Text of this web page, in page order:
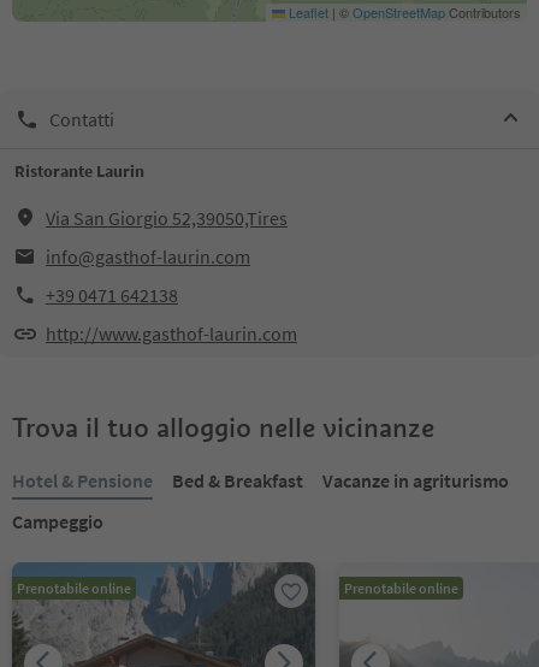
Leaflet | ©OpenStreetMapContributors
Contatti
Ristorante Laurin
Via San Giorgio 52,39050,Tires
info@gasthof-laurin.com
+39 0471 642138
http://www.gasthof-laurin.com
Trova il tuo alloggio nelle vicinanze
Hotel & Pensione Bed & Breakfast
Vacanze in agriturismo
Campeggio
Prenotabile online Prenotabile online